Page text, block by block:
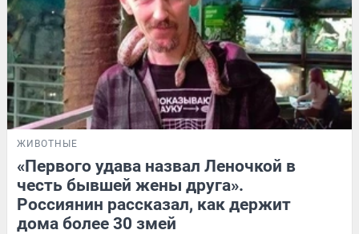
ЖИВОТНЫЕ
«Первого удава назвал Леночкой в
честь бывшей жены друга».
Россиянин рассказал, как держит
дома более 30 змей